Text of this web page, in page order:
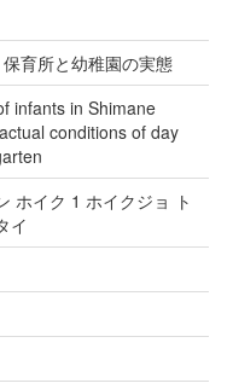
育所と幼稚園の実態
infants in Shimane
conditions of day
ホイク 1 ホイクジョ ト
イ